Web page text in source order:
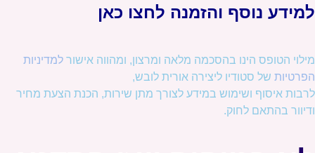
למידע נוסף והזמנה לחצו כאן
מילוי הטופס הינו בהסכמה מלאה ומרצון, ומהווה אישור למדיניות
הפרטיות של סטודיו ליצירה אורית לובש,
לרבות איסוף ושימוש במידע לצורך מתן שירות, הכנת הצעת מחיר
ודיוור בהתאם לחוק.